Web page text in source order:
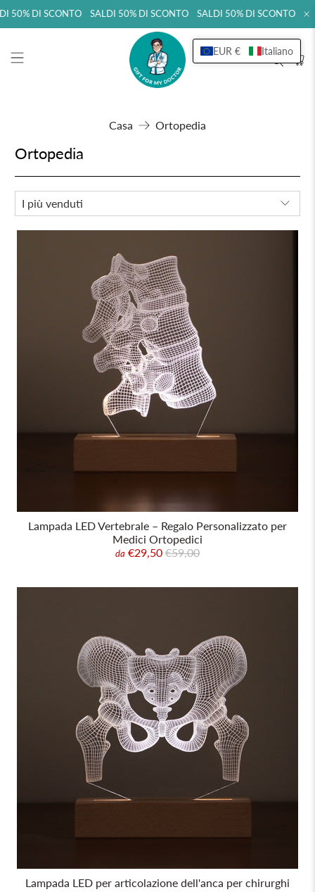
DI SCONTO SALDI 50% DI SCONTO SALDI 50% DI SCONTO
Casa Ortopedia
Ortopedia
Lampada LED Vertebrale – Regalo Personalizzato per
Medici Ortopedici
da €29,50 €59,00
Lampada LED per articolazione dell'anca per chirurghi
EUR € Italiano